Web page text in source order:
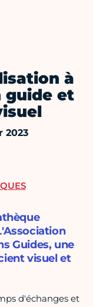
à
guide et
2023
Guides, une
visuel et
d'échanges et